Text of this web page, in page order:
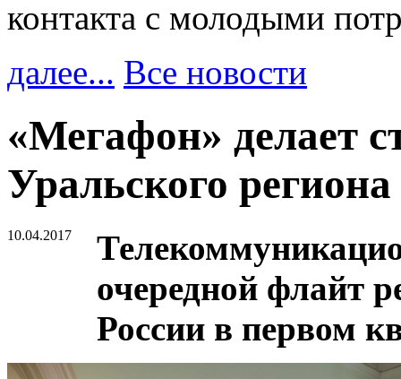
контакта с молодыми
далее... Все новости
«Мегафон» делает
Уральского региона
10.04.2017
очередной флайт
России в первом